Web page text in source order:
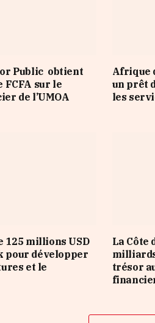
Public obtient
FCFA sur le
de l’UMOA
Afrique
un prêt
les
125 millions USD
pour développer
et le
La Côte
milliards
trésor